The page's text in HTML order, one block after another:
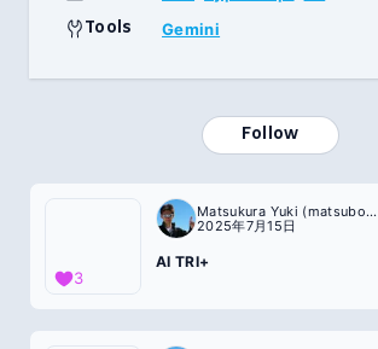
Tools Gemini
Follow
Matsukura Yuki (matsubokkuri)
2025年7月15日
AI TRI+
3